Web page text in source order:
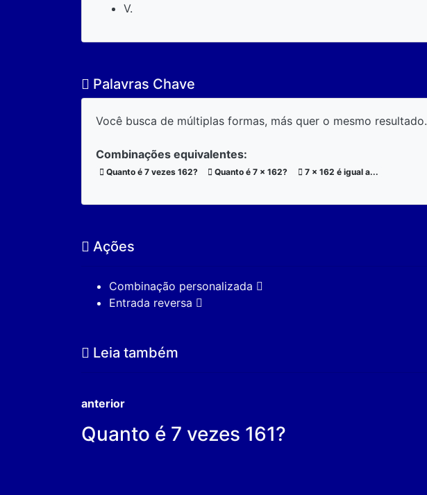
V.
Palavras Chave
Você busca de múltiplas formas, más quer o mesmo resultado.
Combinações equivalentes:
Quanto é 7 vezes 162? Quanto é 7 x 162? 7 x 162 é igual a...
Ações
Combinação personalizada
Entrada reversa
Leia também
anterior
Quanto é 7 vezes 161?